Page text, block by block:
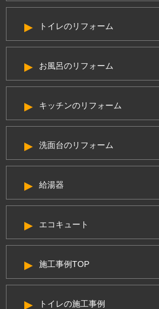
トイレのリフォーム
お風呂のリフォーム
キッチンのリフォーム
洗面台のリフォーム
給湯器
エコキュート
施工事例TOP
トイレの施工事例